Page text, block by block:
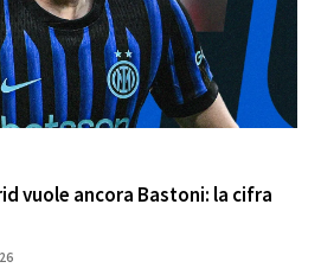
vuole ancora Bastoni: la cifra